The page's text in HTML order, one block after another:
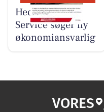
Hedensted VVS
Service søger ny
økonomiansvarlig
VORES